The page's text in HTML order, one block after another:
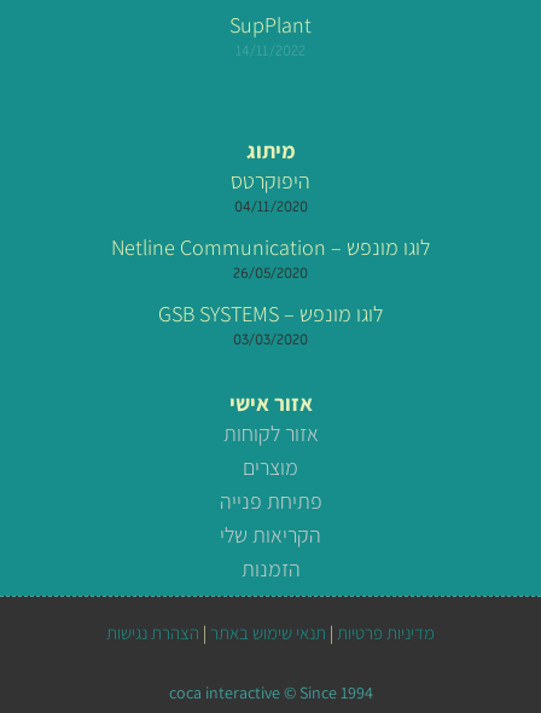
SupPlant
14/11/2022
מיתוג
היפוקרטס
04/11/2020
לוגו מונפש – Netline Communication
26/05/2020
לוגו מונפש – GSB SYSTEMS
03/03/2020
אזור אישי
אזור לקוחות
מוצרים
פתיחת פנייה
הקריאות שלי
הזמנות
מדיניות פרטיות | תנאי שימוש באתר | הצהרת נגישות
coca interactive © Since 1994